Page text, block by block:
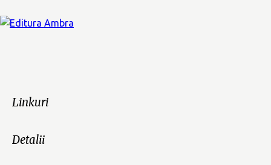
Linkuri
Detalii